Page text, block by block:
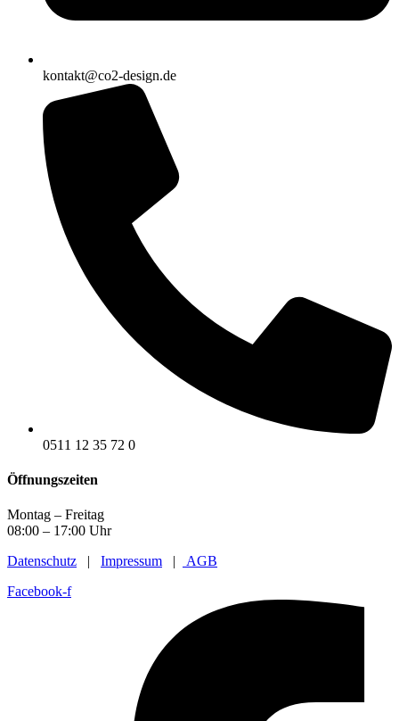
kontakt@co2-design.de
0511 12 35 72 0
Öffnungszeiten
Montag – Freitag
08:00 – 17:00 Uhr
Datenschutz | Impressum |
AGB
Facebook-f